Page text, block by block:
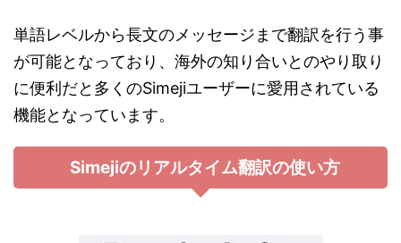
単語レベルから長文のメッセージまで翻訳を行う事
が可能となっており、海外の知り合いとのやり取り
に便利だと多くのSimejiユーザーに愛用されている
機能となっています。
Simejiのリアルタイム翻訳の使い方